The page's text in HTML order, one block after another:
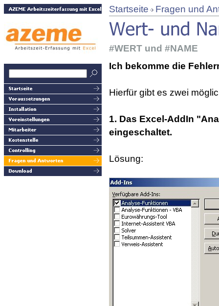
Startseite Fragen und
#WERT und #NAME
Ich bekomme die
Hierfür gibt es zwei
1. Das Excel-AddIn
eingeschaltet.
Lösung: